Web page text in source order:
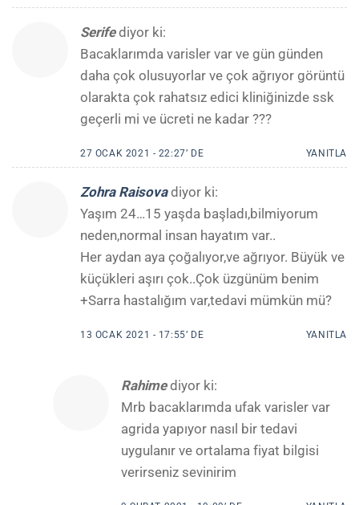
Serife diyor ki:
Bacaklarımda varisler var ve gün günden
daha çok olusuyorlar ve çok ağrıyor görüntü
olarakta çok rahatsız edici kliniğinizde ssk
geçerli mi ve ücreti ne kadar ???
27 OCAK 2021 - 22:27’ DE YANITLA
Zohra Raisova diyor ki:
Yaşım 24…15 yaşda başladı,bilmiyorum
neden,normal insan hayatım var..
Her aydan aya çoğalıyor,ve ağrıyor. Büyük ve
küçükleri aşırı çok..Çok üzgünüm benim
+Sarra hastalığım var,tedavi mümkün mü?
13 OCAK 2021 - 17:55’ DE YANITLA
Rahime diyor ki:
Mrb bacaklarımda ufak varisler var
agrida yapıyor nasıl bir tedavi
uygulanır ve ortalama fiyat bilgisi
verirseniz sevinirim